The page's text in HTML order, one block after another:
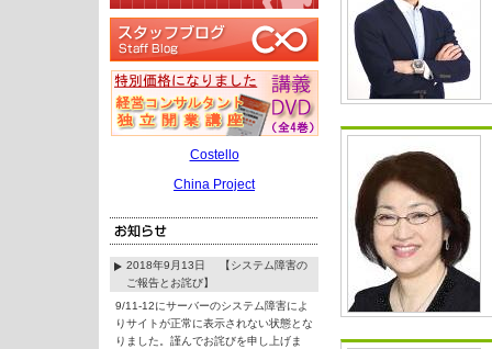
Costello
China Project
2018年9月13日 【システム障害の
ご報告とお詫び】
9/11-12にサーバーのシステム障害によ
りサイトが正常に表示されない状態とな
りました。謹んでお詫びを申し上げま